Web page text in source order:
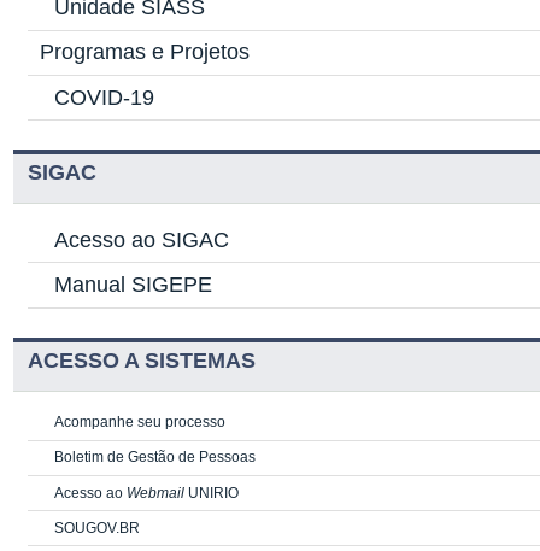
Unidade SIASS
Programas e Projetos
COVID-19
SIGAC
Acesso ao SIGAC
Manual SIGEPE
ACESSO A SISTEMAS
Acompanhe seu processo
Boletim de Gestão de Pessoas
Acesso ao Webmail UNIRIO
SOUGOV.BR